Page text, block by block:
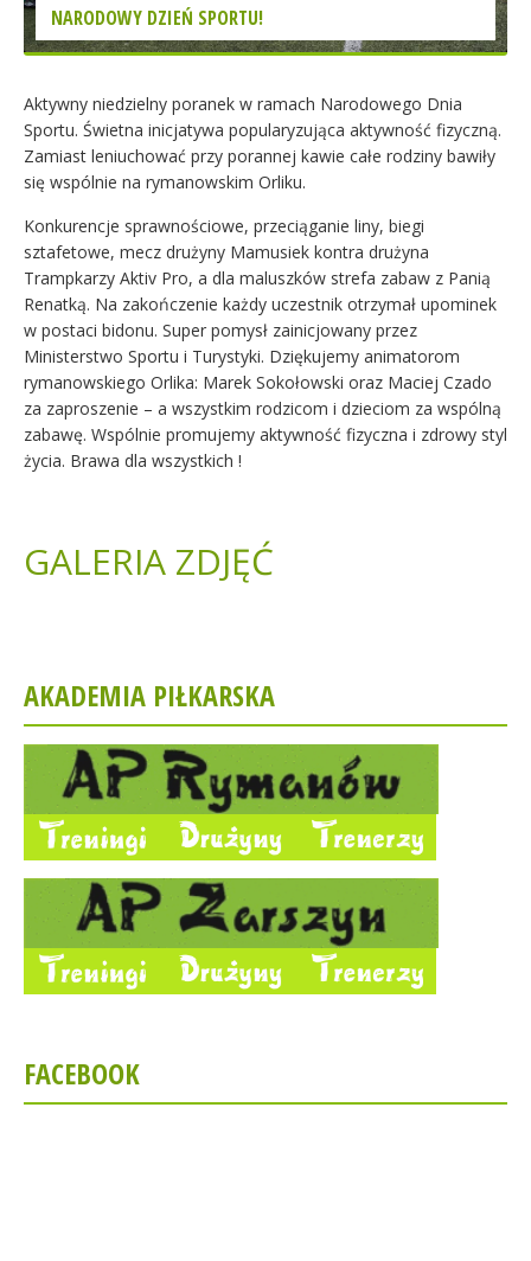
NARODOWY DZIEŃ SPORTU!
Aktywny niedzielny poranek w ramach Narodowego Dnia
Sportu. Świetna inicjatywa popularyzująca aktywność fizyczną.
Zamiast leniuchować przy porannej kawie całe rodziny bawiły
się wspólnie na rymanowskim Orliku.
Konkurencje sprawnościowe, przeciąganie liny, biegi
sztafetowe, mecz drużyny Mamusiek kontra drużyna
Trampkarzy Aktiv Pro, a dla maluszków strefa zabaw z Panią
Renatką. Na zakończenie każdy uczestnik otrzymał upominek
w postaci bidonu. Super pomysł zainicjowany przez
Ministerstwo Sportu i Turystyki. Dziękujemy animatorom
rymanowskiego Orlika: Marek Sokołowski oraz Maciej Czado
za zaproszenie – a wszystkim rodzicom i dzieciom za wspólną
zabawę. Wspólnie promujemy aktywność fizyczna i zdrowy styl
życia. Brawa dla wszystkich !
GALERIA ZDJĘĆ
AKADEMIA PIŁKARSKA
FACEBOOK